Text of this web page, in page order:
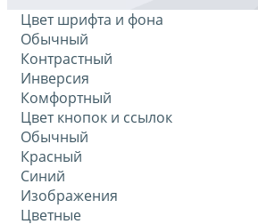
Цвет шрифта и фона
Обычный
Контрастный
Инверсия
Комфортный
Цвет кнопок и ссылок
Обычный
Красный
Синий
Изображения
Цветные